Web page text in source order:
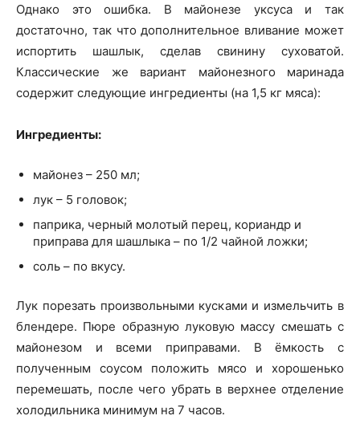
Однако это ошибка. В майонезе уксуса и так
достаточно, так что дополнительное вливание может
испортить шашлык, сделав свинину суховатой.
Классические же вариант майонезного маринада
содержит следующие ингредиенты (на 1,5 кг мяса):
Ингредиенты:
майонез – 250 мл;
лук – 5 головок;
паприка, черный молотый перец, кориандр и
приправа для шашлыка – по 1/2 чайной ложки;
соль – по вкусу.
Лук порезать произвольными кусками и измельчить в
блендере. Пюре образную луковую массу смешать с
майонезом и всеми приправами. В ёмкость с
полученным соусом положить мясо и хорошенько
перемешать, после чего убрать в верхнее отделение
холодильника минимум на 7 часов.